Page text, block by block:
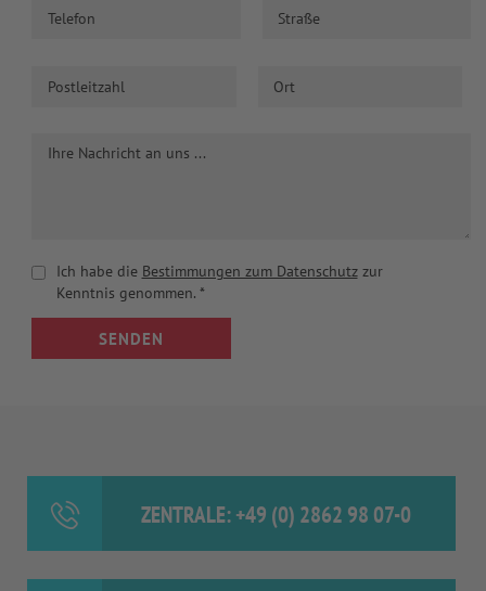
Ich habe die Bestimmungen zum Datenschutzzur
Kenntnis genommen. *
SENDEN
ZENTRALE: +49 (0) 2862 98 07-0